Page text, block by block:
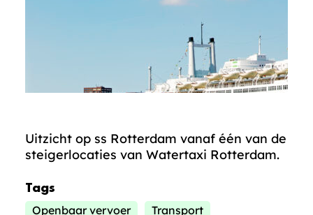
Uitzicht op ss Rotterdam vanaf één van de
steigerlocaties van Watertaxi Rotterdam.
Tags
Openbaar vervoer Transport